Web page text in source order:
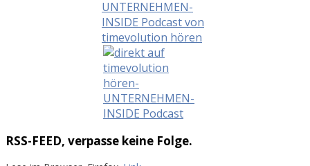
RSS-FEED, verpasse keine Folge.